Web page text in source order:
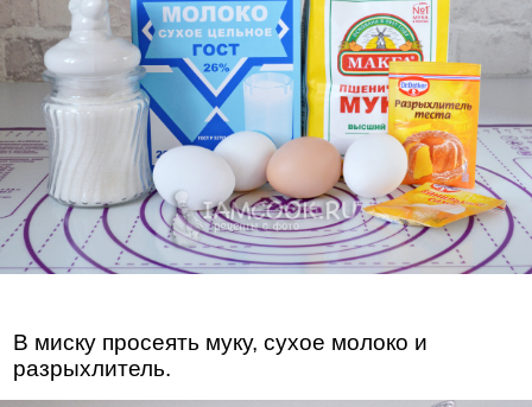
В миску просеять муку, сухое молоко и
разрыхлитель.